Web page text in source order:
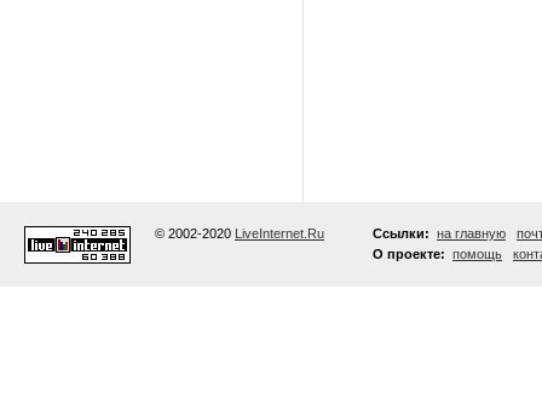
© 2002-2020 LiveInternet.Ru Ссылки: на главную
О проекте: помощь